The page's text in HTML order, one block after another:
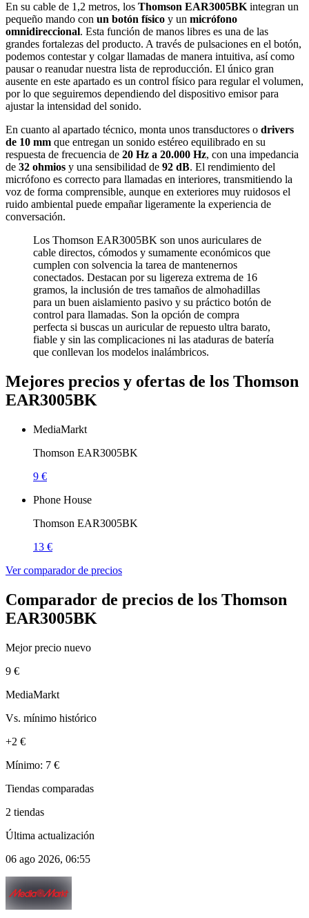
En su cable de 1,2 metros, los Thomson EAR3005BK integran un
pequeño mando con un botón físico y un micrófono
omnidireccional. Esta función de manos libres es una de las
grandes fortalezas del producto. A través de pulsaciones en el botón,
podemos contestar y colgar llamadas de manera intuitiva, así como
pausar o reanudar nuestra lista de reproducción. El único gran
ausente en este apartado es un control físico para regular el volumen,
por lo que seguiremos dependiendo del dispositivo emisor para
ajustar la intensidad del sonido.
En cuanto al apartado técnico, monta unos transductores o drivers
de 10 mm que entregan un sonido estéreo equilibrado en su
respuesta de frecuencia de 20 Hz a 20.000 Hz, con una impedancia
de 32 ohmios y una sensibilidad de 92 dB. El rendimiento del
micrófono es correcto para llamadas en interiores, transmitiendo la
voz de forma comprensible, aunque en exteriores muy ruidosos el
ruido ambiental puede empañar ligeramente la experiencia de
conversación.
Los Thomson EAR3005BK son unos auriculares de
cable directos, cómodos y sumamente económicos que
cumplen con solvencia la tarea de mantenernos
conectados. Destacan por su ligereza extrema de 16
gramos, la inclusión de tres tamaños de almohadillas
para un buen aislamiento pasivo y su práctico botón de
control para llamadas. Son la opción de compra
perfecta si buscas un auricular de repuesto ultra barato,
fiable y sin las complicaciones ni las ataduras de batería
que conllevan los modelos inalámbricos.
Mejores precios y ofertas de los Thomson
EAR3005BK
MediaMarkt
Thomson EAR3005BK
9 €
Phone House
Thomson EAR3005BK
13 €
Ver comparador de precios
Comparador de precios de los Thomson
EAR3005BK
Mejor precio nuevo
9 €
MediaMarkt
Vs. mínimo histórico
+2 €
Mínimo: 7 €
Tiendas comparadas
2 tiendas
Última actualización
06 ago 2026, 06:55